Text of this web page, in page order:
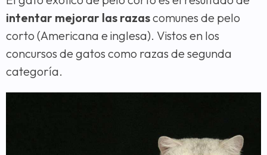
intentar mejorar las razascomunes de pelo
corto (Americana e inglesa). Vistos en los
concursos de gatos como razas de segunda
categoría.